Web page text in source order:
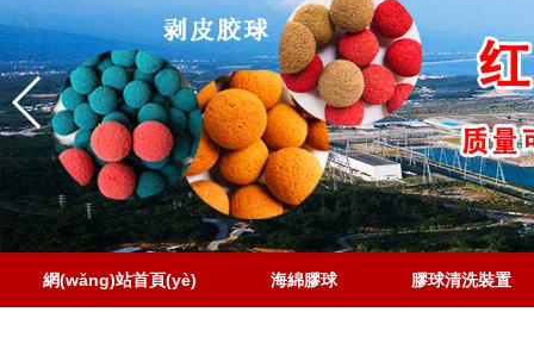
網(wǎng)站首頁(yè) 海綿膠球 膠球清洗裝置